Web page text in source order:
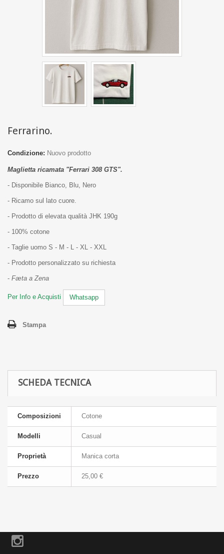
Ferrarino.
Condizione: Nuovo prodotto
Maglietta ricamata "Ferrari 308 GTS".
- Disponibile Bianco, Blu, Nero
- Ricamo sul lato cuore.
- Prodotto di elevata qualità JHK 190g
- 100% cotone
- Taglie uomo S - M - L - XL - XXL
- Prodotto personalizzato su richiesta
- Fæta a Zena
Per Info e Acquisti Whatsapp
Stampa
SCHEDA TECNICA
Composizioni Cotone
Modelli Casual
Proprietà Manica corta
Prezzo 25,00 €